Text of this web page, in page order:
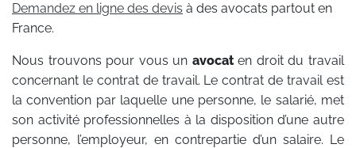
Demandez en ligne des devis à des avocats partout en
France.
Nous trouvons pour vous un avocaten droit du travail
concernant le contrat de travail. Le contrat de travail est
la convention par laquelle une personne, le salarié, met
son activité professionnelles à la disposition d’une autre
personne, l’employeur, en contrepartie d’un salaire. Le